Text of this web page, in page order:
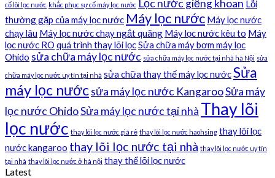
cố lõi lọc nước khắc phục sự cố máy lọc nước Lọc nước giếng khoan Lỗi
thường gặp của máy lọc nước Máy lọc nước Máy lọc nước
chạy lâu Máy lọc nước chạy ngắt quãng Máy lọc nước kêu to Máy
lọc nước RO quá trình thay lõi lọcSửa chữa máy bơm máy lọc
Ohido sửa chữa máy lọc nước sửa chữa máy lọc nước tại nhà hà Nội sửa
chữa máy lọc nước uy tín tại nhà sửa chữa thay thế máy lọc nướcSửa
máy lọc nướcsửa máy lọc nước KangarooSửa máy
lọc nước OhidoSửa máy lọc nước tại nhà Thay lõi
lọc nước thay lõi lọc nước giá rẻ thay lõi lọc nước haohsing thay lõi lọc
nước kangaroo thay lõi lọc nước tại nhà thay lõi lọc nước uy tín
tại nhà thay lõi lọc nước ở hà nội thay thế lõi lọc nước
Latest